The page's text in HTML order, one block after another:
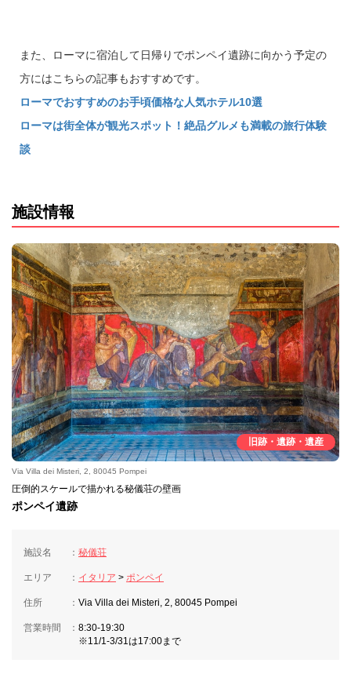
また、ローマに宿泊して日帰りでポンペイ遺跡に向かう予定の
方にはこちらの記事もおすすめです。
ローマでおすすめのお手頃価格な人気ホテル10選
ローマは街全体が観光スポット！絶品グルメも満載の旅行体験
談
施設情報
旧跡・遺跡・遺産
Via Villa dei Misteri, 2, 80045 Pompei
圧倒的スケールで描かれる秘儀荘の壁画
ポンペイ遺跡
施設名 秘儀荘
エリア イタリア > ポンペイ
住所 Via Villa dei Misteri, 2, 80045 Pompei
営業時間
8:30-19:30
※11/1-3/31は17:00まで